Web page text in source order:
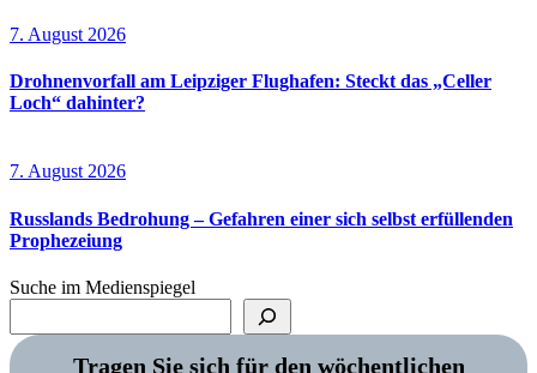
7. August 2026
Drohnenvorfall am Leipziger Flughafen: Steckt das „Celler
Loch“ dahinter?
7. August 2026
Russlands Bedrohung – Gefahren einer sich selbst erfüllenden
Prophezeiung
Suche im Medienspiegel
Tragen Sie sich für den wöchentlichen